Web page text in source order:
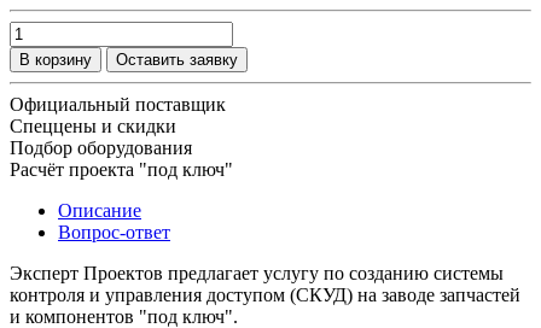
В корзину Оставить заявку
Официальный поставщик
Спеццены и скидки
Подбор оборудования
Расчёт проекта "под ключ"
Описание
Вопрос-ответ
Эксперт Проектов предлагает услугу по созданию системы
контроля и управления доступом (СКУД) на заводе запчастей
и компонентов "под ключ".